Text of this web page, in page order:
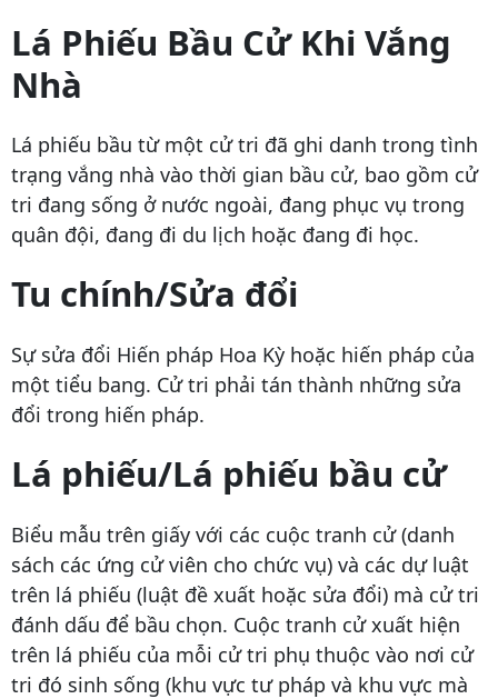
Lá Phiếu Bầu Cử Khi Vắng
Nhà
Lá phiếu bầu từ một cử tri đã ghi danh trong tình
trạng vắng nhà vào thời gian bầu cử, bao gồm cử
tri đang sống ở nước ngoài, đang phục vụ trong
quân đội, đang đi du lịch hoặc đang đi học.
Tu chính/Sửa đổi
Sự sửa đổi Hiến pháp Hoa Kỳ hoặc hiến pháp của
một tiểu bang. Cử tri phải tán thành những sửa
đổi trong hiến pháp.
Lá phiếu/Lá phiếu bầu cử
Biểu mẫu trên giấy với các cuộc tranh cử (danh
sách các ứng cử viên cho chức vụ) và các dự luật
trên lá phiếu (luật đề xuất hoặc sửa đổi) mà cử tri
đánh dấu để bầu chọn. Cuộc tranh cử xuất hiện
trên lá phiếu của mỗi cử tri phụ thuộc vào nơi cử
tri đó sinh sống (khu vực tư pháp và khu vực mà